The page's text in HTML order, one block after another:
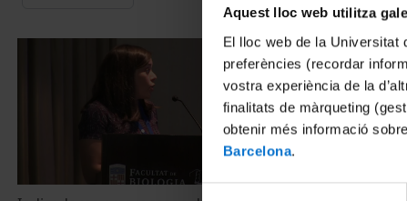
Aquest lloc web utilitza
El lloc web de la Universitat
preferències (recordar
vostra experiència de la
finalitats de màrqueting
obtenir més informació
Barcelona.